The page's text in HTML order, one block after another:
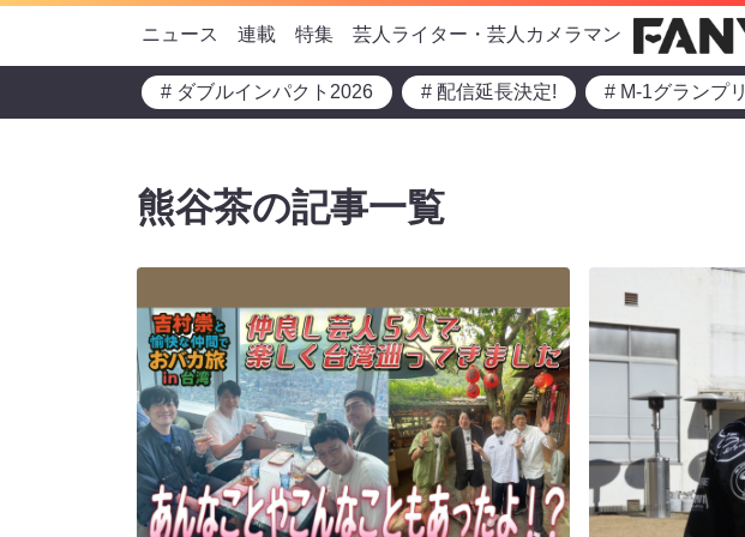
ニュース 連載 特集 芸人ライター・芸人カメラマン
# ダブルインパクト2026 # 配信延長決定! # M-1グランプリ
熊谷茶の記事一覧